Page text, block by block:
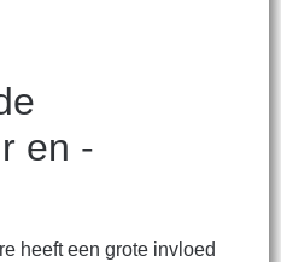
en -
heeft een grote invloed